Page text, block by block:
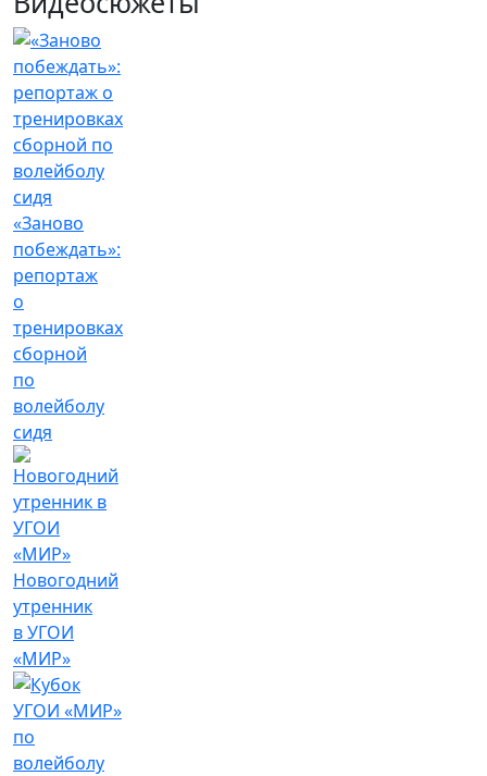
«Заново
побеждать»:
репортаж
о
тренировках
сборной
по
волейболу
сидя
Новогодний
утренник
в УГОИ
«МИР»